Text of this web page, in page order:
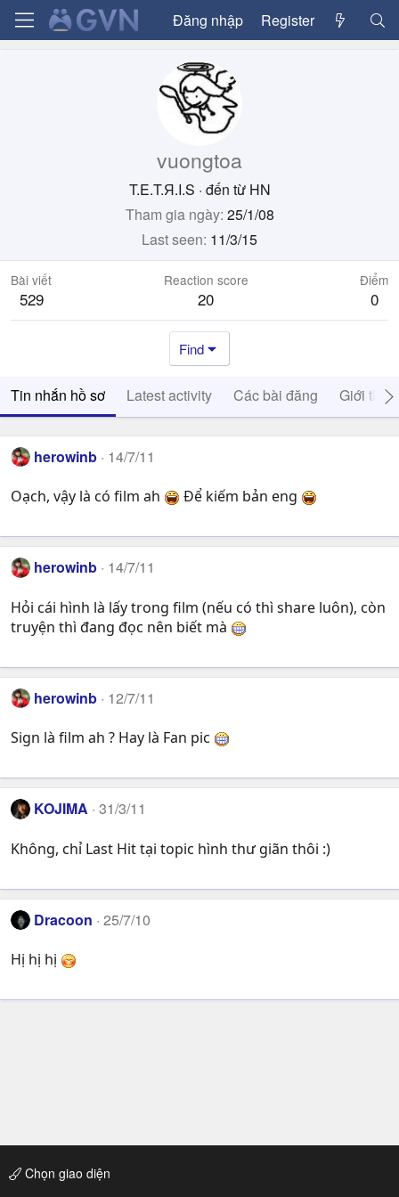
Đăng nhập Register
vuongtoa
T.E.T.Я.I.S · đến từ HN
Tham gia ngày 25/1/08
Last seen 11/3/15
Bài viết
529
Reaction score
20
Điểm
0
Find
Tin nhắn hồ sơ Latest activity Các bài đăng Giới thiệu
herowinb 14/7/11
Oạch, vậy là có film ah Để kiếm bản eng
herowinb 14/7/11
Hỏi cái hình là lấy trong film (nếu có thì share luôn), còn
truyện thì đang đọc nên biết mà
herowinb 12/7/11
Sign là film ah ? Hay là Fan pic
KOJIMA 31/3/11
Không, chỉ Last Hit tại topic hình thư giãn thôi :)
Dracoon 25/7/10
Hị hị hị
Chọn giao diện